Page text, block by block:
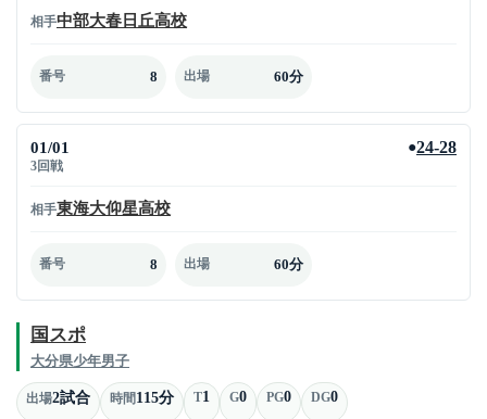
相手中部大春日丘高校
番号 8 出場 60分
01/01
3回戦
●24-28
相手東海大仰星高校
番号 8 出場 60分
国スポ
大分県少年男子
出場2試合 時間115分 T1 G0 PG0 DG0